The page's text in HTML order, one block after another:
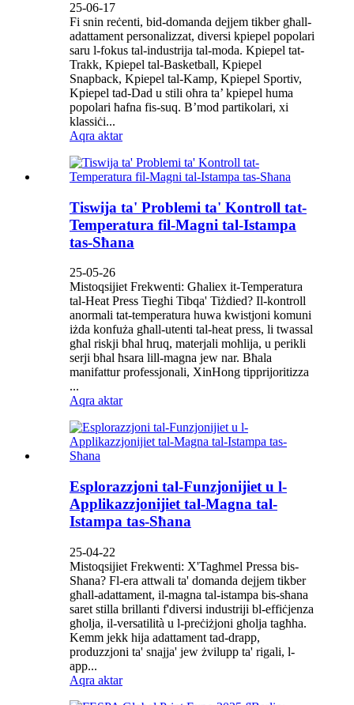
25-06-17
Fi snin reċenti, bid-domanda dejjem tikber għall-
adattament personalizzat, diversi kpiepel popolari
saru l-fokus tal-industrija tal-moda. Kpiepel tat-
Trakk, Kpiepel tal-Basketball, Kpiepel
Snapback, Kpiepel tal-Kamp, Kpiepel Sportiv,
Kpiepel tad-Dad u stili oħra ta’ kpiepel huma
popolari ħafna fis-suq. B’mod partikolari, xi
klassiċi...
Aqra aktar
Tiswija ta' Problemi ta' Kontroll tat-
Temperatura fil-Magni tal-Istampa
tas-Sħana
25-05-26
Mistoqsijiet Frekwenti: Għaliex it-Temperatura
tal-Heat Press Tiegħi Tibqa' Tiżdied? Il-kontroll
anormali tat-temperatura huwa kwistjoni komuni
iżda konfuża għall-utenti tal-heat press, li twassal
għal riskji bħal ħruq, materjali moħlija, u perikli
serji bħal ħsara lill-magna jew nar. Bħala
manifattur professjonali, XinHong tipprijoritizza
...
Aqra aktar
Esplorazzjoni tal-Funzjonijiet u l-
Applikazzjonijiet tal-Magna tal-
Istampa tas-Sħana
25-04-22
Mistoqsijiet Frekwenti: X'Tagħmel Pressa bis-
Sħana? Fl-era attwali ta' domanda dejjem tikber
għall-adattament, il-magna tal-istampa bis-sħana
saret stilla brillanti f'diversi industriji bl-effiċjenza
għolja, il-versatilità u l-preċiżjoni għolja tagħha.
Kemm jekk hija adattament tad-drapp,
produzzjoni ta' snajja' jew żvilupp ta' rigali, l-
app...
Aqra aktar